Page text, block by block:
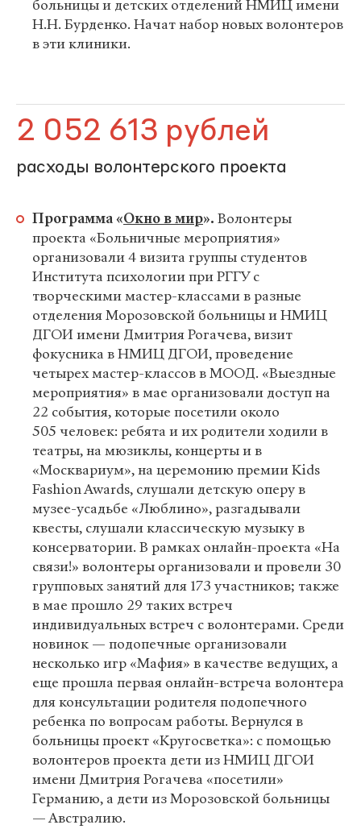
больницы и детских отделений НМИЦ имени
Н.Н. Бурденко. Начат набор новых волонтеров
в эти клиники.
2 052 613 рублей
расходы волонтерского проекта
Программа «Окно в мир». Волонтеры
проекта «Больничные мероприятия»
организовали 4 визита группы студентов
Института психологии при РГГУ с
творческими мастер-классами в разные
отделения Морозовской больницы и НМИЦ
ДГОИ имени Дмитрия Рогачева, визит
фокусника в НМИЦ ДГОИ, проведение
четырех мастер-классов в МООД. «Выездные
мероприятия» в мае организовали доступ на
22 события, которые посетили около
505 человек: ребята и их родители ходили в
театры, на мюзиклы, концерты и в
«Москвариум», на церемонию премии Kids
Fashion Awards, слушали детскую оперу в
музее-усадьбе «Люблино», разгадывали
квесты, слушали классическую музыку в
консерватории. В рамках онлайн-проекта «На
связи!» волонтеры организовали и провели 30
групповых занятий для 173 участников; также
в мае прошло 29 таких встреч
индивидуальных встреч с волонтерами. Среди
новинок — подопечные организовали
несколько игр «Мафия» в качестве ведущих, а
еще прошла первая онлайн-встреча волонтера
для консультации родителя подопечного
ребенка по вопросам работы. Вернулся в
больницы проект «Кругосветка»: с помощью
волонтеров проекта дети из НМИЦ ДГОИ
имени Дмитрия Рогачева «посетили»
Германию, а дети из Морозовской больницы
— Австралию.